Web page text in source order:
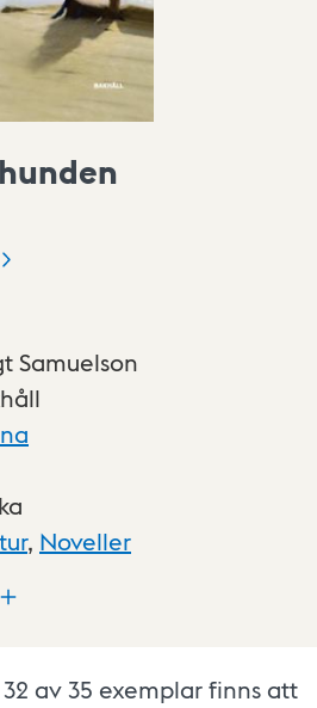
Samuelson
, Noveller
32 av 35 exemplar finns att